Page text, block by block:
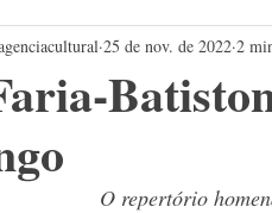
25 de nov. de 2022 2
O repertório